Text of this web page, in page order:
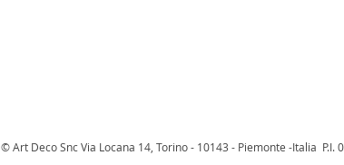
© Art Deco Snc Via Locana 14, Torino - 10143 - Piemonte -Italia P.I.